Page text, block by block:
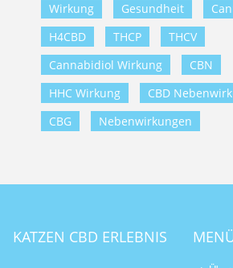
Wirkung
Gesundheit
H4CBD
THCP
THCV
Cannabidiol Wirkung
CBN
HHC Wirkung
CBD
CBG
Nebenwirkungen
KATZEN CBD ERLEBNIS